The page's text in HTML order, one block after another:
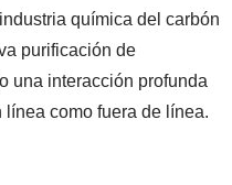
química del carbón
purificación de
una interacción profunda
como fuera de línea.